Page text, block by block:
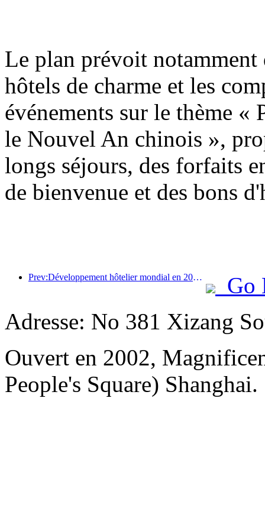
Le plan prévoit notamment
hôtels de charme et les
événements sur le thème
le Nouvel An chinois »,
longs séjours, des forfaits
de bienvenue et des bons
Prev:Développement hôtelier mondial en 2026 : Shanghai se classe première en termes d’ajout de nouvelles chambres
Go
Adresse: No 381 Xizang
Ouvert en 2002,
People's Square) Shanghai.